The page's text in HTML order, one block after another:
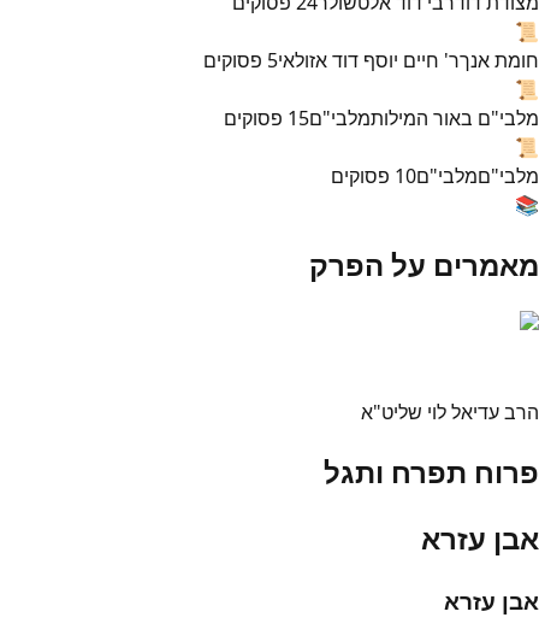
📜
חומת אנךר' חיים יוסף דוד אזולאי5 פסוקים
📜
מלבי"ם באור המילותמלבי"ם15 פסוקים
📜
מלבי"םמלבי"ם10 פסוקים
📚
מאמרים על הפרק
הרב עדיאל לוי שליט"א
פרוח תפרח ותגל
אבן עזרא
אבן עזרא